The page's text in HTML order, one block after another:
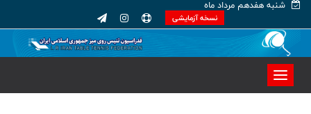
شنبه هفدهم مرداد ماه
نسخه آزمایشی